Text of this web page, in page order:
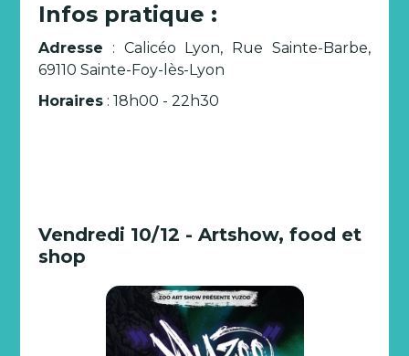
Infos pratique :
Adresse : Calicéo Lyon, Rue Sainte-Barbe,
69110 Sainte-Foy-lès-Lyon
Horaires : 18h00 - 22h30
Vendredi 10/12 - Artshow, food et
shop